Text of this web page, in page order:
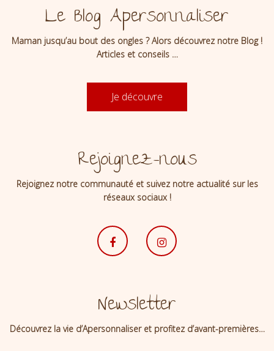
Le Blog Apersonnaliser
Maman jusqu’au bout des ongles ? Alors découvrez notre Blog !
Articles et conseils …
Je découvre
Rejoignez-nous
Rejoignez notre communauté et suivez notre actualité sur les
réseaux sociaux !
Newsletter
Découvrez la vie d’Apersonnaliser et profitez d’avant-premières…